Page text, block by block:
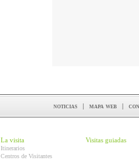
noticias | mapa web |
La visita
Itinerarios
Centros de Visitantes
Visitas guiadas